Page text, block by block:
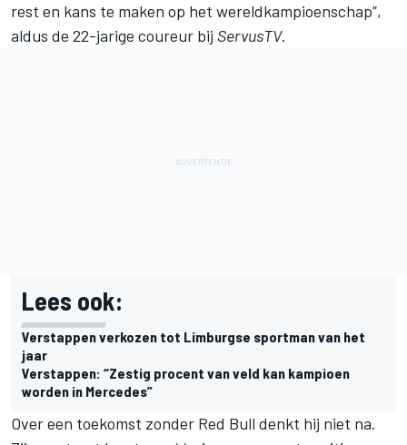
rest en kans te maken op het wereldkampioenschap”,
aldus de 22-jarige coureur bij ServusTV.
Lees ook:
Verstappen verkozen tot Limburgse sportman van het
jaar
Verstappen: “Zestig procent van veld kan kampioen
worden in Mercedes”
Over een toekomst zonder Red Bull denkt hij niet na.